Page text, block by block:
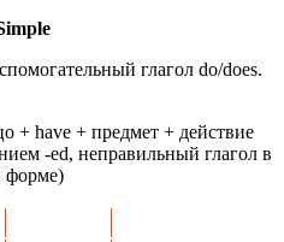
глагол do/does.
+ have + предмет + действие
-ed, неправильный глагол в
форме)